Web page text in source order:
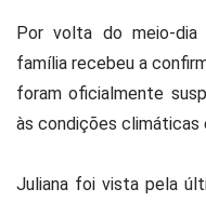
Por volta do meio-dia
família recebeu a
foram oficialmente
às condições climáticas
Juliana foi vista pela